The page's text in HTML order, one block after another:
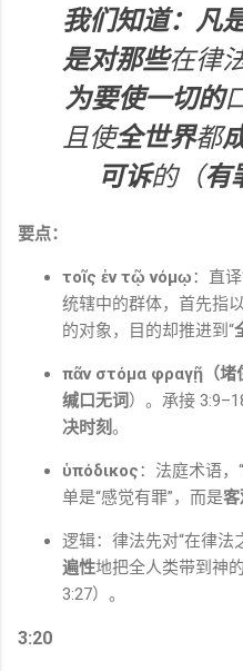
我们知道：凡
是对那些在律
为要使一切的
且使全世界都
可诉的（有
要点：
τοῖς ἐν τῷ νόμῳ：直译
统辖中的群体，首先指
的对象，目的却推进到“
πᾶν στόμα φραγῇ（堵
缄口无词）。承接
决时刻。
ὑπόδικος：法庭术语，“
单是“感觉有罪”，而是客
逻辑：律法先对“在律法
遍性地把全人类带到神
3:27）。
3:20